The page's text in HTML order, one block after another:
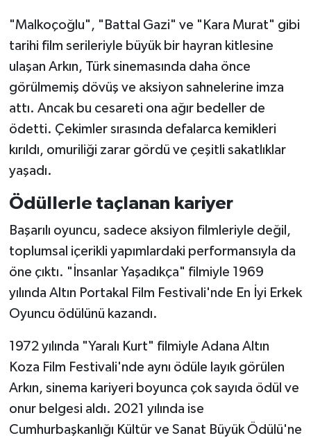
"Malkoçoğlu", "Battal Gazi" ve "Kara Murat" gibi
tarihi film serileriyle büyük bir hayran kitlesine
ulaşan Arkın, Türk sinemasında daha önce
görülmemiş dövüş ve aksiyon sahnelerine imza
attı. Ancak bu cesareti ona ağır bedeller de
ödetti. Çekimler sırasında defalarca kemikleri
kırıldı, omuriliği zarar gördü ve çeşitli sakatlıklar
yaşadı.
Ödüllerle taçlanan kariyer
Başarılı oyuncu, sadece aksiyon filmleriyle değil,
toplumsal içerikli yapımlardaki performansıyla da
öne çıktı. "İnsanlar Yaşadıkça" filmiyle 1969
yılında Altın Portakal Film Festivali'nde En İyi Erkek
Oyuncu ödülünü kazandı.
1972 yılında "Yaralı Kurt" filmiyle Adana Altın
Koza Film Festivali'nde aynı ödüle layık görülen
Arkın, sinema kariyeri boyunca çok sayıda ödül ve
onur belgesi aldı. 2021 yılında ise
Cumhurbaşkanlığı Kültür ve Sanat Büyük Ödülü'ne